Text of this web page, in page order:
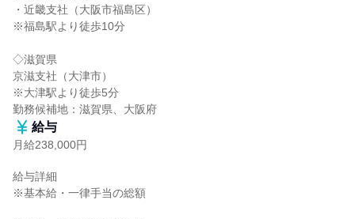
・近畿支社（大阪市福島区）
※福島駅より徒歩10分
◇滋賀県
京滋支社（大津市）
※大津駅より徒歩5分
勤務候補地：滋賀県、大阪府
給与
月給238,000円
給与詳細
※基本給・一律手当の総額